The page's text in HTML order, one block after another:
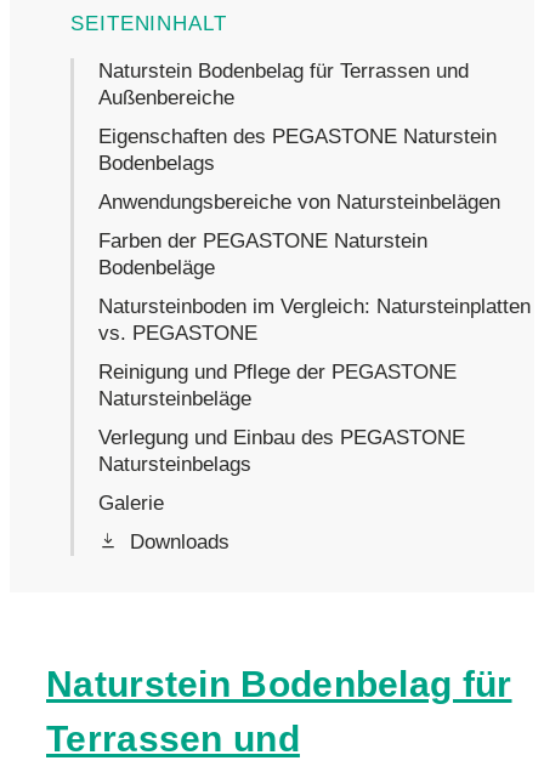
Naturstein Bodenbelag für Terrassen und
Außenbereiche
Eigenschaften des PEGASTONE Naturstein
Bodenbelags
Anwendungsbereiche von Natursteinbelägen
Farben der PEGASTONE Naturstein
Bodenbeläge
Natursteinboden im Vergleich: Natursteinplatten
vs. PEGASTONE
Reinigung und Pflege der PEGASTONE
Natursteinbeläge
Verlegung und Einbau des PEGASTONE
Natursteinbelags
Galerie
Downloads
Naturstein Bodenbelag für
Terrassen und